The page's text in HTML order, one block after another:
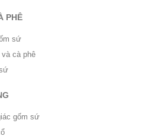
PHÊ
sứ
cà phê
gốm sứ